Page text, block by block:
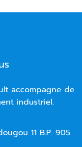
accompagne de
industriel.
11 B.P. 905